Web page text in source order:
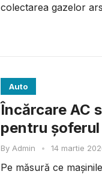
colectarea gazelor
Auto
Încărcare AC
pentru
By Admin • 14 martie
Pe măsură ce